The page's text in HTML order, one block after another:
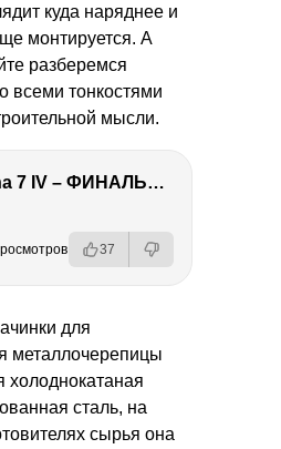
куда наряднее и
монтируется. А
разберемся
всеми тонкостями
мысли.
Sony Alpha 7 IV – ФИНАЛЬНЫЙ ОБЗОР
37
для
металлочерепицы
холоднокатаная
сталь, на
сырья она